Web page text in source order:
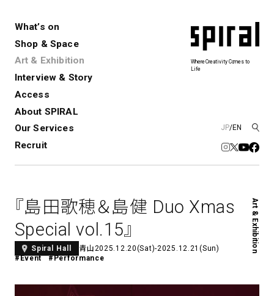
What’s on
Shop & Space
Art & Exhibition
Interview & Story
Access
About SPIRAL
Our Services
Recruit
JP/EN
Where Creativity Comes to
Life
Spiral
Spiral Market6 Spiral Hall
Exhibition
展覧会やイベント
演劇やダンス、ライブ公演、イベント
アートプロジェクト・イベント
とした公募展形式のアートフェスティ
SPIRALのご紹介
Spiral Annual Report プレスリリース
レンタルスペース
コンサルティング 商品開発
新卒採用
アルバイト・その他
『島田歌穂＆島健 Duo Xmas
Special vol.15』
Spiral Hall 青山 2025.12.20(Sat)-2025.12.21(Sun)
#Event
#Performance
Art & Exhibition